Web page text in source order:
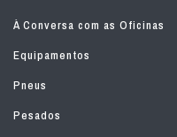
À Conversa com as Oficinas
Equipamentos
Pneus
Pesados